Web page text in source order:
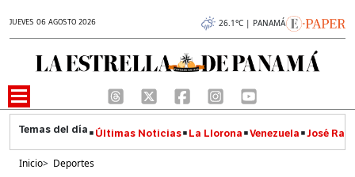
JUEVES 06 AGOSTO 2026 26.1°C | PANAMÁ
Últimas Noticias La Llorona Venezuela José
Inicio> Deportes